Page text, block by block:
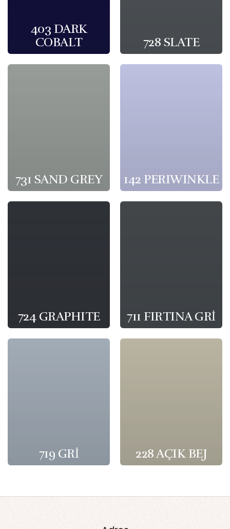
403 DARK
COBALT
728 SLATE
731 SAND GREY 142 PERIWINKLE
724 GRAPHITE 711 FIRTINA GRİ
719 GRİ 228 AÇIK BEJ